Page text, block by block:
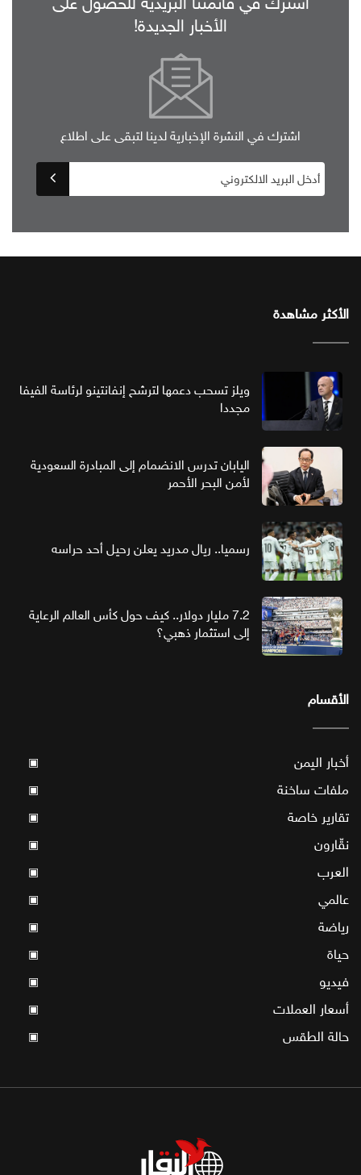
الأخبار الجديدة!
اشترك في النشرة الإخبارية لدينا لتبقى على اطلاع
الأكثر مشاهدة
ويلز تسحب دعمها لترشح إنفانتينو لرئاسة الفيفا
مجددا
اليابان تدرس الانضمام إلى المبادرة السعودية
لأمن البحر الأحمر
رسميا.. ريال مدريد يعلن رحيل أحد حراسه
7.2 مليار دولار.. كيف حول كأس العالم الرعاية
إلى استثمار ذهبي؟
الأقسام
أخبار اليمن ▣
ملفات ساخنة ▣
تقارير خاصة ▣
نقّارون ▣
العرب ▣
عالمي ▣
رياضة ▣
حياة ▣
فيديو ▣
أسعار العملات ▣
حالة الطقس ▣